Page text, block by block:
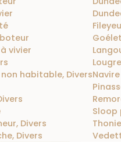
vivier
Lougre
habitable, Divers
Sloop
Divers
Divers